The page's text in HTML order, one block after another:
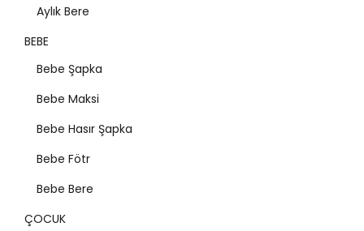
Aylık Bere
BEBE
Bebe Şapka
Bebe Maksi
Bebe Hasır Şapka
Bebe Fötr
Bebe Bere
ÇOCUK